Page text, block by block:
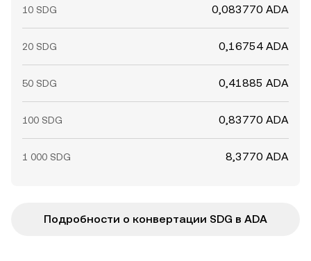
10 SDG 0,083770 ADA
20 SDG 0,16754 ADA
50 SDG 0,41885 ADA
100 SDG 0,83770 ADA
1 000 SDG 8,3770 ADA
Подробности о конвертации SDG в ADA